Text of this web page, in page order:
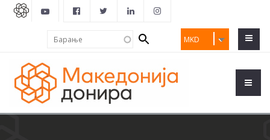
MKD
Search
form